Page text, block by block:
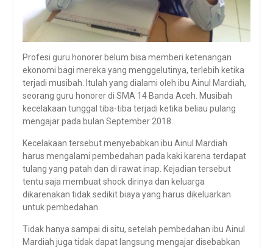
Profesi guru honorer belum bisa memberi ketenangan
ekonomi bagi mereka yang menggelutinya, terlebih ketika
terjadi musibah. Itulah yang dialami oleh ibu Ainul Mardiah,
seorang guru honorer di SMA 14 Banda Aceh. Musibah
kecelakaan tunggal tiba-tiba terjadi ketika beliau pulang
mengajar pada bulan September 2018.
Kecelakaan tersebut menyebabkan ibu Ainul Mardiah
harus mengalami pembedahan pada kaki karena terdapat
tulang yang patah dan di rawat inap. Kejadian tersebut
tentu saja membuat shock dirinya dan keluarga
dikarenakan tidak sedikit biaya yang harus dikeluarkan
untuk pembedahan.
Tidak hanya sampai di situ, setelah pembedahan ibu Ainul
Mardiah juga tidak dapat langsung mengajar disebabkan